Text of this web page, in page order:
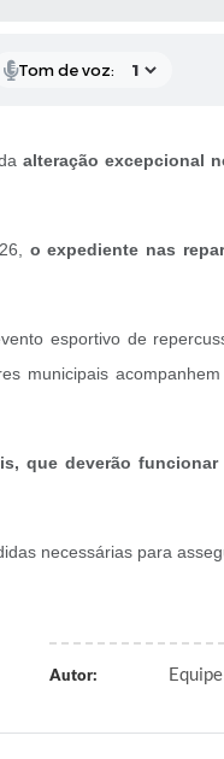
Tom de voz:
alteração excepcional
o expediente nas
esportivo de
municipais
que deverão
necessárias para
Autor: